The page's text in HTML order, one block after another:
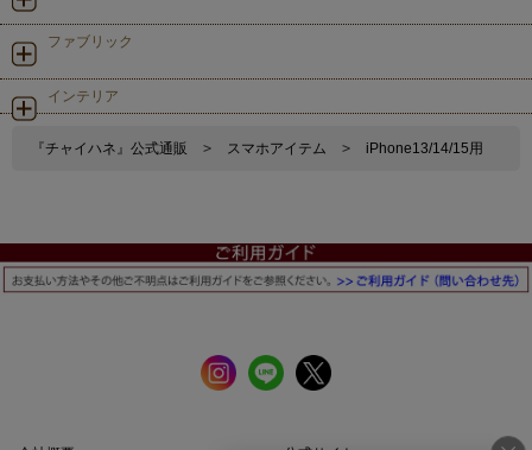
ファブリック
インテリア
『チャイハネ』公式通販 > スマホアイテム > iPhone13/14/15用